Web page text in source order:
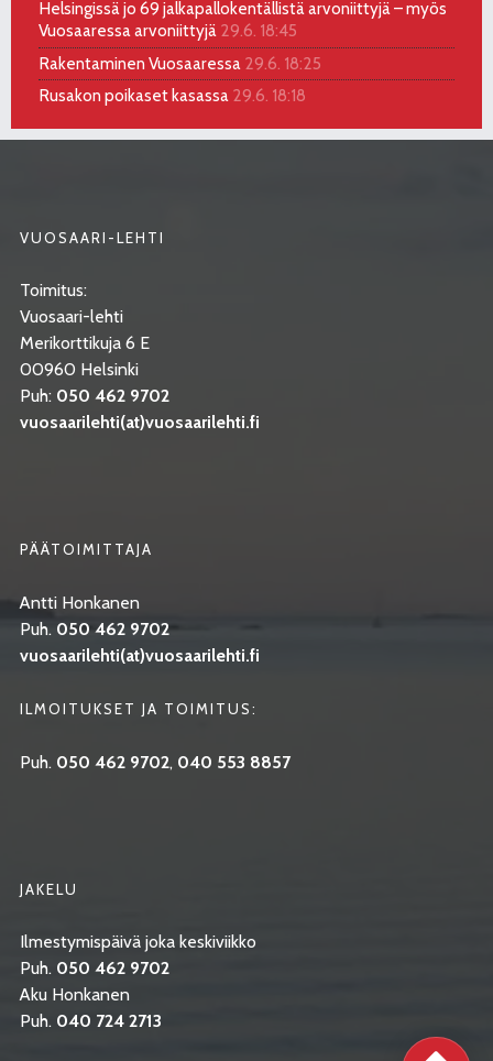
Helsingissä jo 69 jalkapallokentällistä arvoniittyjä – myös
Vuosaaressa arvoniittyjä 29.6. 18:45
Rakentaminen Vuosaaressa 29.6. 18:25
Rusakon poikaset kasassa 29.6. 18:18
VUOSAARI-LEHTI
Toimitus:
Vuosaari-lehti
Merikorttikuja 6 E
00960 Helsinki
Puh: 050 462 9702
vuosaarilehti(at)vuosaarilehti.fi
PÄÄTOIMITTAJA
Antti Honkanen
Puh. 050 462 9702
vuosaarilehti(at)vuosaarilehti.fi
ILMOITUKSET JA TOIMITUS:
Puh. 050 462 9702, 040 553 8857
JAKELU
Ilmestymispäivä joka keskiviikko
Puh. 050 462 9702
Aku Honkanen
Puh. 040 724 2713